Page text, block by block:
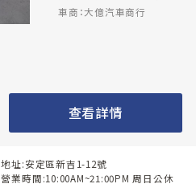
車商：大億汽車商行
查看詳情
地址:安定區新吉1-12號
營業時間:10:00AM~21:00PM 周日公休